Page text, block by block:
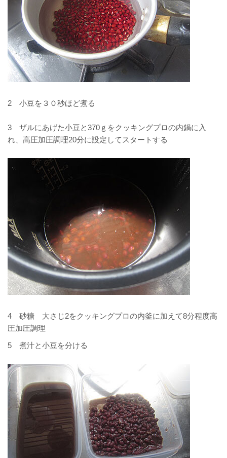
2 小豆を３０秒ほど煮る
3 ザルにあげた小豆と370ｇをクッキングプロの内鍋に入
れ、高圧加圧調理20分に設定してスタートする
4 砂糖 大さじ2をクッキングプロの内釜に加えて8分程度高
圧加圧調理
5 煮汁と小豆を分ける